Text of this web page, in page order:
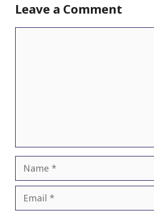
Leave a Comment
Name
Email